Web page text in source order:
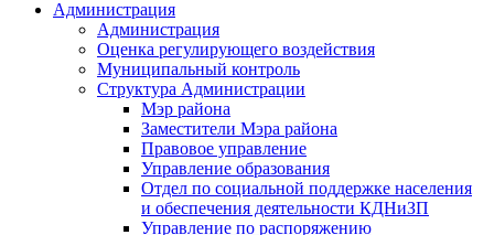
Администрация
Администрация
Оценка регулирующего воздействия
Муниципальный контроль
Структура Администрации
Мэр района
Заместители Мэра района
Правовое управление
Управление образования
Отдел по социальной поддержке населения
и обеспечения деятельности КДНиЗП
Управление по распоряжению